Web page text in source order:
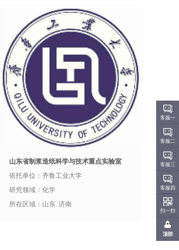
山东省制浆造纸科学与技术重点实验室
依托单位：齐鲁工业大学
研究领域：化学
所在区域：山东 济南
客服一
客服二
客服三
客服四
扫一扫
顶部